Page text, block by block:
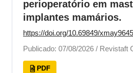
perioperatório em
implantes mamários.
https://doi.org/10.69849/xmay9645
Publicado: 07/08/2026 / Revistaft
PDF